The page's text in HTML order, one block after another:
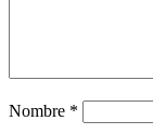
Nombre *